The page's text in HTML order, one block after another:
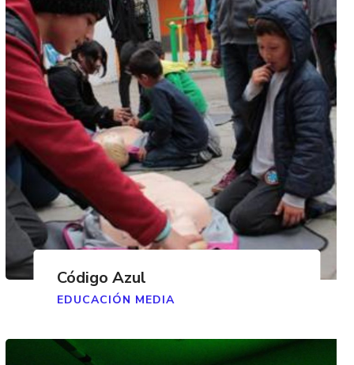
Código Azul
EDUCACIÓN MEDIA